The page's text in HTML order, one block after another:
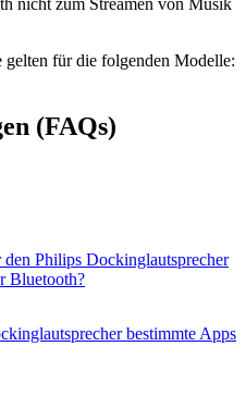
nicht zum Streamen von Musik
für die folgenden Modelle:
(FAQs)
Philips Dockinglautsprecher
Bluetooth?
bestimmte Apps